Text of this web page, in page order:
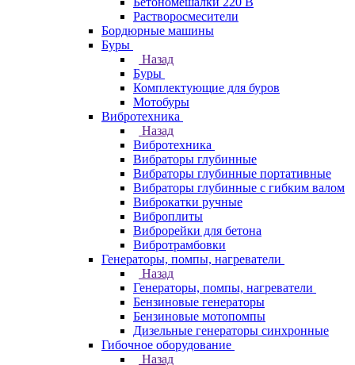
Растворосмесители
Бордюрные машины
Буры
Назад
Буры
Комплектующие для буров
Мотобуры
Вибротехника
Назад
Вибротехника
Вибраторы глубинные
Вибраторы глубинные портативные
Вибраторы глубинные с гибким валом
Виброкатки ручные
Виброплиты
Виброрейки для бетона
Вибротрамбовки
Генераторы, помпы, нагреватели
Назад
Генераторы, помпы, нагреватели
Бензиновые генераторы
Бензиновые мотопомпы
Дизельные генераторы синхронные
Гибочное оборудование
Назад